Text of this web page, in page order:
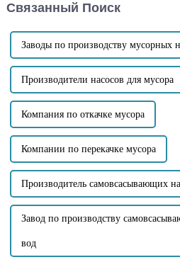
канализационных насосов.
Связанный Поиск
Заводы по производству мусорных
Производители насосов для мусора
Компания по откачке мусора
Компании по перекачке мусора
Производитель самовсасывающих
Завод по производству
вод